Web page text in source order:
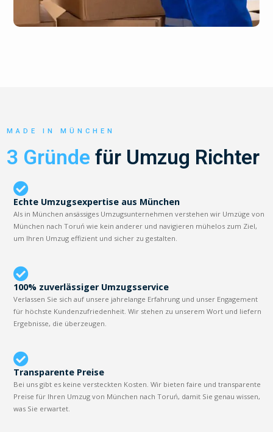
MADE IN MÜNCHEN
3 Gründe für Umzug Richter
Echte Umzugsexpertise aus München
Als in München ansässiges Umzugsunternehmen verstehen wir Umzüge von
München nach Toruń wie kein anderer und navigieren mühelos zum Ziel,
um Ihren Umzug effizient und sicher zu gestalten.
100% zuverlässiger Umzugsservice
Verlassen Sie sich auf unsere jahrelange Erfahrung und unser Engagement
für höchste Kundenzufriedenheit. Wir stehen zu unserem Wort und liefern
Ergebnisse, die überzeugen.
Transparente Preise
Bei uns gibt es keine versteckten Kosten. Wir bieten faire und transparente
Preise für Ihren Umzug von München nach Toruń, damit Sie genau wissen,
was Sie erwartet.